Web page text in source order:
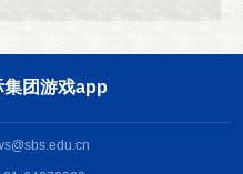
团游戏app